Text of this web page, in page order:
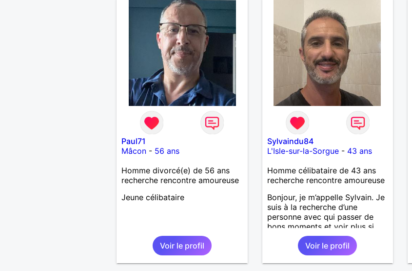
recherche d'une personne
authentique avec qui partager
de belles expériences,
construire une relation sérieuse
basée sur la confiance, le
respect et la complicité. Si tu
apprécies les conversations
sincères, les fous rires et les
personnes qui savent ce qu'elles
veulent, n'hésite pas à venir
discuter. Au plaisir de faire
connaissance !
Paul71
Mâcon- 56 ans
Homme divorcé(e) de 56 ans
recherche rencontre amoureuse
Jeune célibataire
Voir le profil
Sylvaindu84
L'Isle-sur-la-Sorgue- 43 ans
Homme célibataire de 43 ans
recherche rencontre amoureuse
Bonjour, je m’appelle Sylvain. Je
suis à la recherche d’une
personne avec qui passer de
bons moments et voir plus si
nous nous correspondons.
J’aime la nature, les voyages et
aussi faire la fête de temps en
temps ;-)Je suis papa d’un petit
Voir le profil